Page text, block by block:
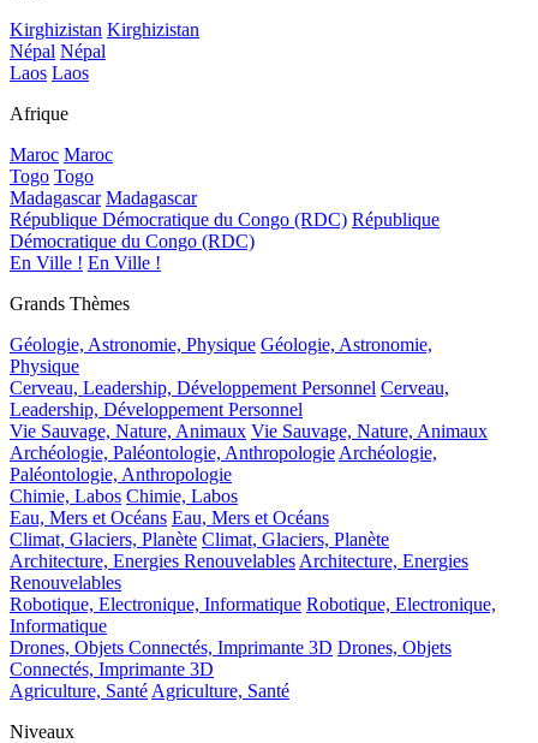
Kirghizistan Kirghizistan
Népal Népal
Laos Laos
Afrique
Maroc Maroc
Togo Togo
Madagascar Madagascar
République Démocratique du Congo (RDC) République
Démocratique du Congo (RDC)
En Ville ! En Ville !
Grands Thèmes
Géologie, Astronomie, Physique Géologie, Astronomie,
Physique
Cerveau, Leadership, Développement Personnel Cerveau,
Leadership, Développement Personnel
Vie Sauvage, Nature, Animaux Vie Sauvage, Nature, Animaux
Archéologie, Paléontologie, Anthropologie Archéologie,
Paléontologie, Anthropologie
Chimie, Labos Chimie, Labos
Eau, Mers et Océans Eau, Mers et Océans
Climat, Glaciers, Planète Climat, Glaciers, Planète
Architecture, Energies Renouvelables Architecture, Energies
Renouvelables
Robotique, Electronique, Informatique Robotique, Electronique,
Informatique
Drones, Objets Connectés, Imprimante 3D Drones, Objets
Connectés, Imprimante 3D
Agriculture, Santé Agriculture, Santé
Niveaux